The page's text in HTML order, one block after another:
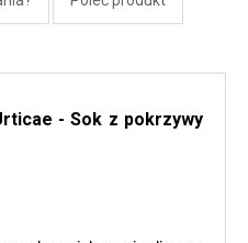
- Sok z pokrzywy